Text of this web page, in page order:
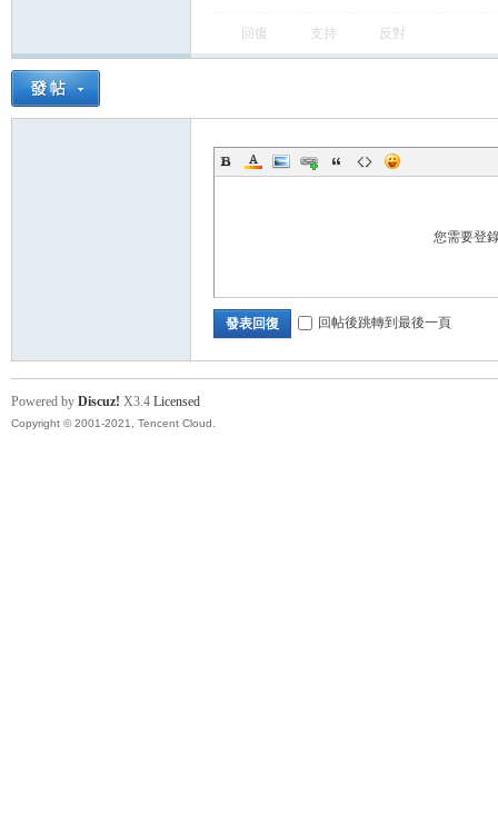
回復 支持 反對
您需要登
發表回復 回帖後跳轉到最後一頁
Powered by Discuz! X3.4 Licensed
Copyright © 2001-2021, Tencent Cloud.